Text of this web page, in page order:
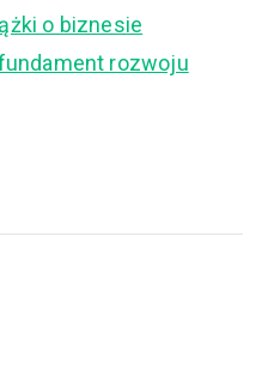
o biznesie
rozwoju